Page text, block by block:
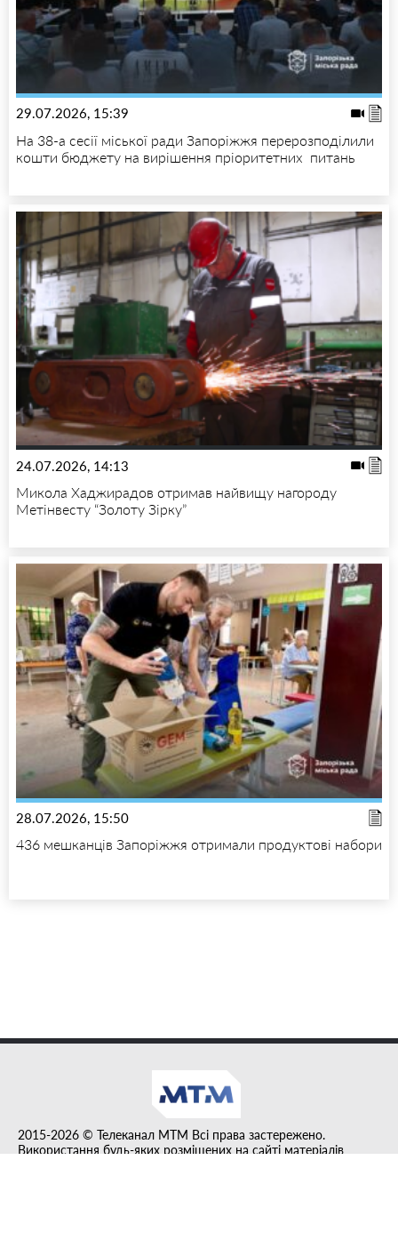
29.07.2026, 15:39
На 38-а сесії міської ради Запоріжжя перерозподілили
кошти бюджету на вирішення пріоритетних питань
24.07.2026, 14:13
Микола Хаджирадов отримав найвищу нагороду
Метінвесту “Золоту Зірку”
28.07.2026, 15:50
436 мешканців Запоріжжя отримали продуктові набори
2015-2026 © Телеканал MTM Всі права застережено.
Використання будь-яких розміщених на сайті матеріалів